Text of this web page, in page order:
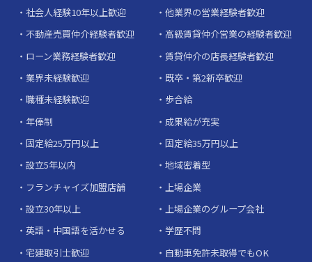
社会人経験10年以上歓迎
他業界の営業経験者歓迎
不動産売買仲介経験者歓迎
高級賃貸仲介営業の経験者歓迎
ローン業務経験者歓迎
賃貸仲介の店長経験者歓迎
業界未経験歓迎
既卒・第2新卒歓迎
職種未経験歓迎
歩合給
年俸制
成果給が充実
固定給25万円以上
固定給35万円以上
設立5年以内
地域密着型
フランチャイズ加盟店舗
上場企業
設立30年以上
上場企業のグループ会社
英語・中国語を活かせる
学歴不問
宅建取引士歓迎
自動車免許未取得でもOK